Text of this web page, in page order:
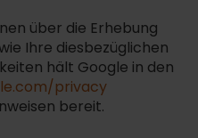
über die Erhebung
Ihre diesbezüglichen
hält Google in den
privacy
bereit.